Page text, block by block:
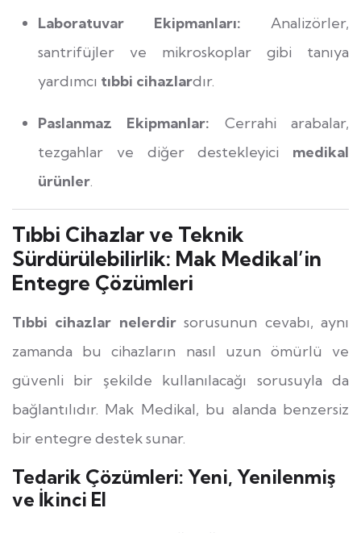
Laboratuvar Ekipmanları: Analizörler,
santrifüjler ve mikroskoplar gibi tanıya
yardımcı tıbbi cihazlardır.
Paslanmaz Ekipmanlar: Cerrahi arabalar,
tezgahlar ve diğer destekleyici medikal
ürünler.
Tıbbi Cihazlar ve Teknik
Sürdürülebilirlik: Mak Medikal’in
Entegre Çözümleri
Tıbbi cihazlar nelerdirsorusunun cevabı, aynı
zamanda bu cihazların nasıl uzun ömürlü ve
güvenli bir şekilde kullanılacağı sorusuyla da
bağlantılıdır. Mak Medikal, bu alanda benzersiz
bir entegre destek sunar.
Tedarik Çözümleri: Yeni, Yenilenmiş
ve İkinci El